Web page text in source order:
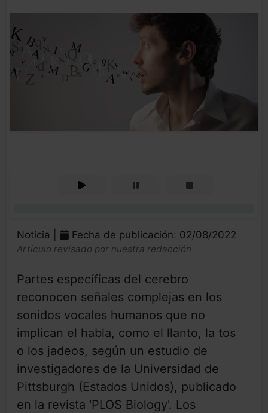
Noticia | Fecha de publicación: 02/08/2022
Artículo revisado por nuestra redacción
Partes específicas del cerebro
reconocen señales complejas en los
sonidos vocales humanos que no
implican el habla, como el llanto, la tos
o los jadeos, según un estudio de
investigadores de la Universidad de
Pittsburgh (Estados Unidos), publicado
en la revista 'PLOS Biology'. Los